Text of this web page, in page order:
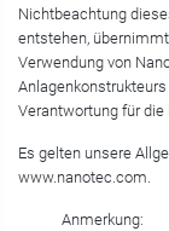
Nichtbeachtung
entstehen,
Verwendung von
Verantwortung für die
Es gelten unsere
www.nanotec.com.
Anmerkung: